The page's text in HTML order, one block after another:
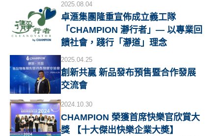
2025.08.04
卓滙集團隆重宣佈成立義工隊
「CHAMPION 瀞行者」— 以專業回
饋社會，踐行「瀞道」理念
2025.04.25
創新共贏 新品發布預售暨合作發展
交流會
2024.10.30
CHAMPION 榮獲首席快樂官欣賞大
獎 【十大傑出快樂企業大奬】